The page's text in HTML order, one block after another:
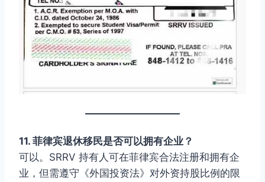
11. 菲律宾退休移民是否可以拥有企业？
可以。SRRV 持有人可在菲律宾合法注册和拥有企
业，但需遵守《外国投资法》对外资持股比例的限